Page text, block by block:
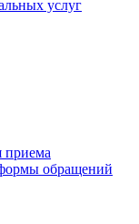
услуг
приема
обращений